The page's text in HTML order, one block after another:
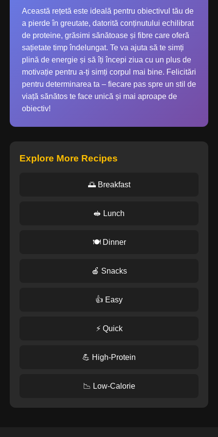
Această rețetă este ideală pentru obiectivul tău de
a pierde în greutate, datorită conținutului echilibrat
de proteine, grăsimi sănătoase și fibre care oferă
sațietate timp îndelungat. Te va ajuta să te simți
plină de energie și să îți începi ziua cu un plus de
motivație pentru a-ți simți corpul mai bine. Felicitări
pentru determinarea ta – fiecare pas spre un stil de
viață sănătos te face unică și mai aproape de
obiectiv!
Explore More Recipes
🌅 Breakfast
🥪 Lunch
🍽️ Dinner
🍎 Snacks
👍 Easy
⚡ Quick
💪 High-Protein
📉 Low-Calorie